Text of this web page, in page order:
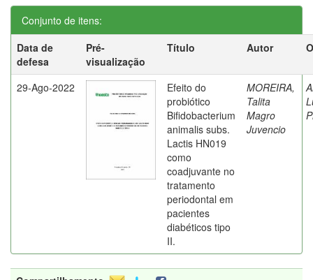
Conjunto de itens:
Data de
defesa
Pré-
visualização
Título Autor
29-Ago-2022
Efeito do
probiótico
Bifidobacterium
animalis subs.
Lactis HN019
como
coadjuvante no
tratamento
periodontal em
pacientes
diabéticos tipo
II.
MOREIRA,
Talita
Magro
Juvencio